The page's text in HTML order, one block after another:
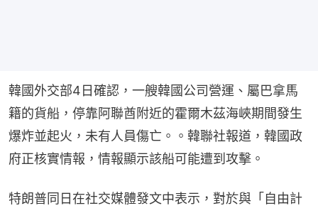
韓國外交部4日確認，一艘韓國公司營運、屬巴拿馬
籍的貨船，停靠阿聯酋附近的霍爾木茲海峽期間發生
爆炸並起火，未有人員傷亡。。韓聯社報道，韓國政
府正核實情報，情報顯示該船可能遭到攻擊。
特朗普同日在社交媒體發文中表示，對於與「自由計